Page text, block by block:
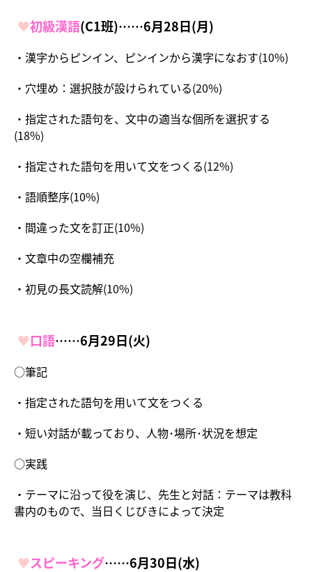
♥初級漢語(C1班)……6月28日(月)
・漢字からピンイン、ピンインから漢字になおす(10%)
・穴埋め：選択肢が設けられている(20%)
・指定された語句を、文中の適当な個所を選択する
(18%)
・指定された語句を用いて文をつくる(12%)
・語順整序(10%)
・間違った文を訂正(10%)
・文章中の空欄補充
・初見の長文読解(10%)
♥口語……6月29日(火)
○筆記
・指定された語句を用いて文をつくる
・短い対話が載っており、人物･場所･状況を想定
○実践
・テーマに沿って役を演じ、先生と対話：テーマは教科
書内のもので、当日くじびきによって決定
♥スピーキング……6月30日(水)